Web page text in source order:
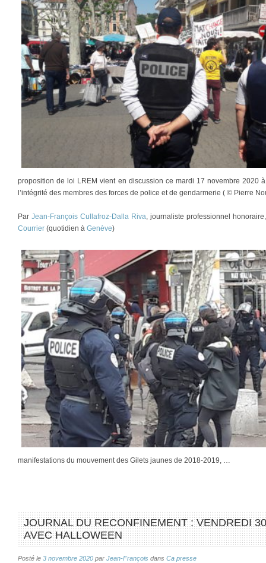
proposition de loi LREM vient en discussion ce mardi 17 novembre 2020
l’intégrité des membres des forces de police et de gendarmerie ( © Pierre
Par Jean-François Cullafroz-Dalla Riva, journaliste professionnel
Courrier (quotidien à Genève)
manifestations du mouvement des Gilets jaunes de 2018-2019, …
JOURNAL DU RECONFINEMENT : VENDREDI
AVEC HALLOWEEN
Posté le 3 novembre 2020 par Jean-François dans Ca presse